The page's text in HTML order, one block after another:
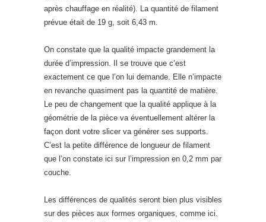
après chauffage en réalité). La quantité de filament
prévue était de 19 g, soit 6,43 m.
On constate que la qualité impacte grandement la
durée d’impression. Il se trouve que c’est
exactement ce que l’on lui demande. Elle n’impacte
en revanche quasiment pas la quantité de matière.
Le peu de changement que la qualité applique à la
géométrie de la pièce va éventuellement altérer la
façon dont votre slicer va générer ses supports.
C’est la petite différence de longueur de filament
que l’on constate ici sur l’impression en 0,2 mm par
couche.
Les différences de qualités seront bien plus visibles
sur des pièces aux formes organiques, comme ici.